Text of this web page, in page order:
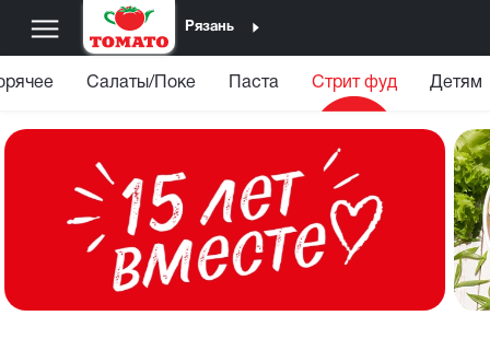
Рязань
Салаты/Поке Паста Стрит фуд Детям